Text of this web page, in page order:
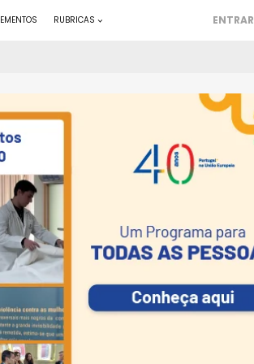
RUBRICAS ENTRAR